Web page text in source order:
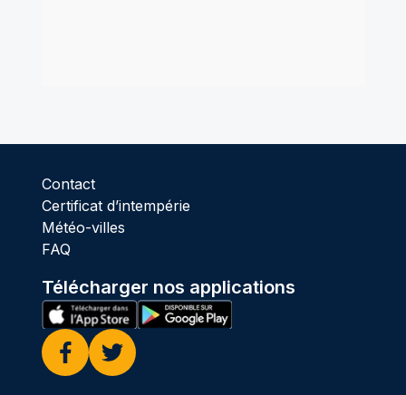
Contact
Certificat d’intempérie
Météo-villes
FAQ
Télécharger nos applications
Facebook
Twitter